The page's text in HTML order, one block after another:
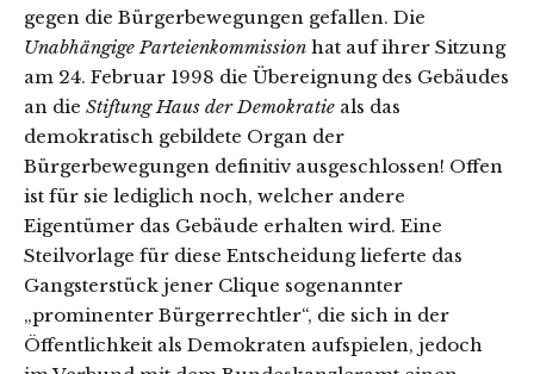
gegen die Bürgerbewegungen gefallen. Die
Unabhängige Parteienkommission hat auf ihrer Sitzung
am 24. Februar 1998 die Übereignung des Gebäudes
an die Stiftung Haus der Demokratie als das
demokratisch gebildete Organ der
Bürgerbewegungen definitiv ausgeschlossen! Offen
ist für sie lediglich noch, welcher andere
Eigentümer das Gebäude erhalten wird. Eine
Steilvorlage für diese Entscheidung lieferte das
Gangsterstück jener Clique sogenannter
„prominenter Bürgerrechtler“, die sich in der
Öffentlichkeit als Demokraten aufspielen, jedoch